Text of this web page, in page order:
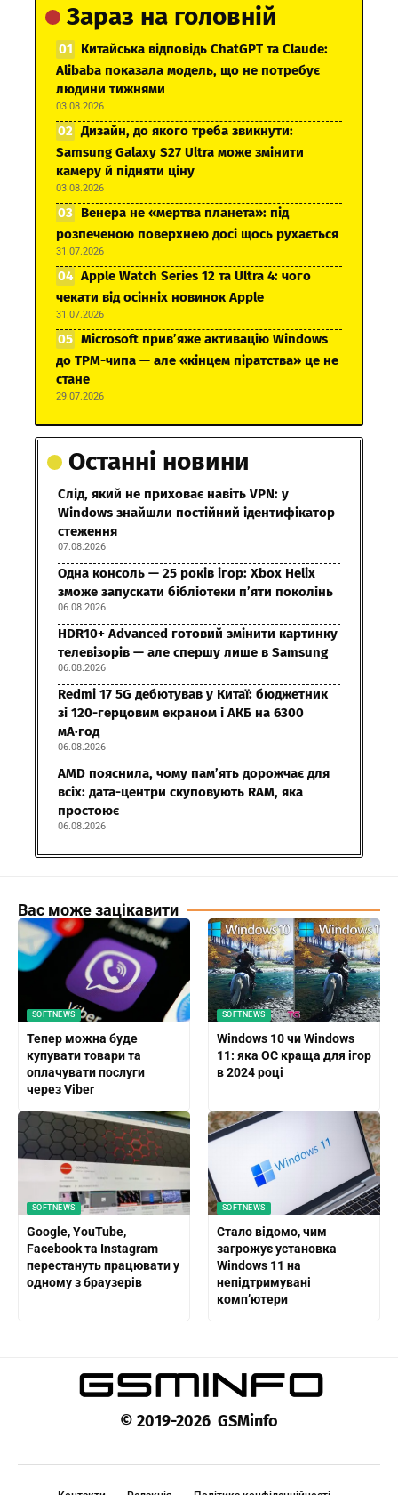
Зараз на головній
Китайська відповідь ChatGPT та Claude:
Alibaba показала модель, що не потребує
людини тижнями
03.08.2026
Дизайн, до якого треба звикнути:
Samsung Galaxy S27 Ultra може змінити
камеру й підняти ціну
03.08.2026
Венера не «мертва планета»: під
розпеченою поверхнею досі щось рухається
31.07.2026
Apple Watch Series 12 та Ultra 4: чого
чекати від осінніх новинок Apple
31.07.2026
Microsoft прив’яже активацію Windows
до TPM-чипа — але «кінцем піратства» це не
стане
29.07.2026
Останні новини
Слід, який не приховає навіть VPN: у
Windows знайшли постійний ідентифікатор
стеження
07.08.2026
Одна консоль — 25 років ігор: Xbox Helix
зможе запускати бібліотеки п’яти поколінь
06.08.2026
HDR10+ Advanced готовий змінити картинку
телевізорів — але спершу лише в Samsung
06.08.2026
Redmi 17 5G дебютував у Китаї: бюджетник
зі 120-герцовим екраном і АКБ на 6300
мА·год
06.08.2026
AMD пояснила, чому пам’ять дорожчає для
всіх: дата-центри скуповують RAM, яка
простоює
06.08.2026
Вас може зацікавити
SOFTNEWS
Тепер можна буде
купувати товари та
оплачувати послуги
через Viber
SOFTNEWS
Windows 10 чи Windows
11: яка ОС краща для ігор
в 2024 році
SOFTNEWS
Google, YouTube,
Facebook та Instagram
перестануть працювати у
одному з браузерів
SOFTNEWS
Стало відомо, чим
загрожує установка
Windows 11 на
непідтримувані
комп’ютери
© 2019-2026 GSMinfo